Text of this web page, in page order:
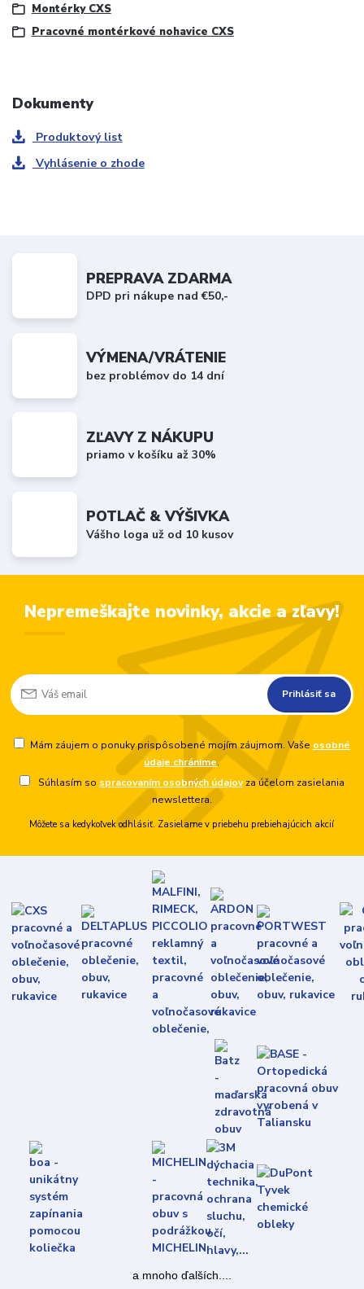
Montérky CXS
Pracovné montérkové nohavice CXS
Dokumenty
Produktový list
Vyhlásenie o zhode
PREPRAVA ZDARMA
DPD pri nákupe nad €50,-
VÝMENA/VRÁTENIE
bez problémov do 14 dní
ZĽAVY Z NÁKUPU
priamo v košíku až 30%
POTLAČ & VÝŠIVKA
Vášho loga už od 10 kusov
Nepremeškajte novinky, akcie a zľavy!
Prihlásiť sa
Mám záujem o ponuky prispôsobené mojím záujmom. Vaše osobné
údaje chránime.
Súhlasím so spracovaním osobných údajovza účelom zasielania
newslettera.
Môžete sa kedykoľvek odhlásiť. Zasielame v priebehu prebiehajúcich akcií
a mnoho ďalších....